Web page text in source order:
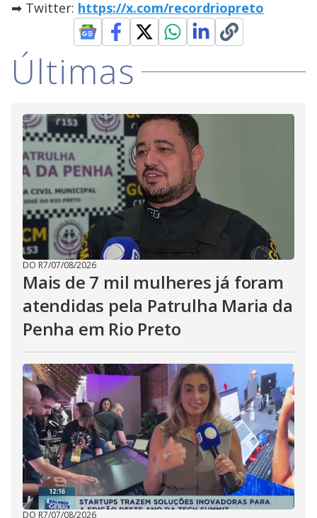
➡ Twitter: https://x.com/recordriopreto
Últimas
DO R7/07/08/2026
Mais de 7 mil mulheres já foram
atendidas pela Patrulha Maria da
Penha em Rio Preto
DO R7/07/08/2026